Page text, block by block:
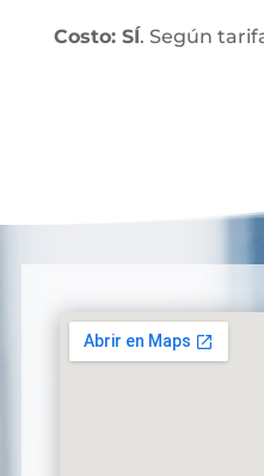
Costo: SÍ. Según